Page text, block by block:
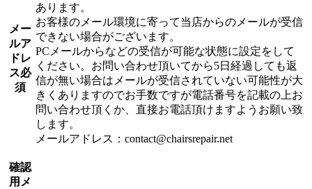
メー
ルア
ドレ
ス必
須
あります。
お客様のメール環境に寄って当店からのメールが受信
できない場合がございます。
PCメールからなどの受信が可能な状態に設定をして
ください。お問い合わせ頂いてから5日経過しても返
信が無い場合はメールが受信されていない可能性が大
きくありますのでお手数ですが電話番号を記載の上お
問い合わせ頂くか、直接お電話頂けますようお願い致
します。
メールアドレス：contact@chairsrepair.net
確認
用メ